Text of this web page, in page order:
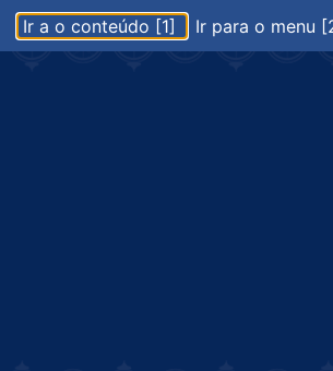
Ir a o conteúdo [1] Ir para o menu